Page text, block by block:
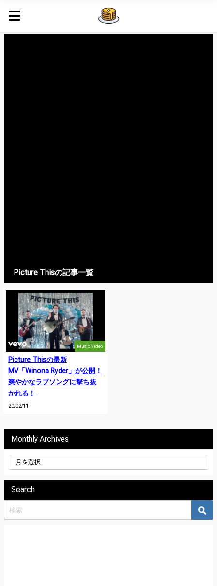
Picture Thisの記事一覧
Music Video
Picture Thisの最新
MV「Winona Ryder」が公開！
爽やかなラブソングに撃ち抜
かれる！
20/02/11
Monthly Archives
Search